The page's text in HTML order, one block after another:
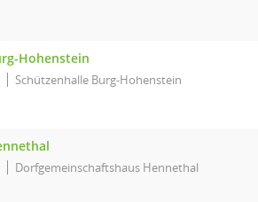
Hohenstein
Schützenhalle Burg-Hohenstein
Dorfgemeinschaftshaus Hennethal